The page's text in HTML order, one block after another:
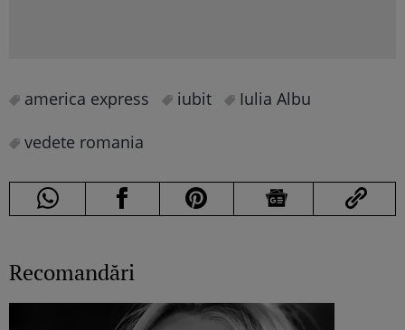
america express iubit
Iulia Albu
vedete romania
Recomandări